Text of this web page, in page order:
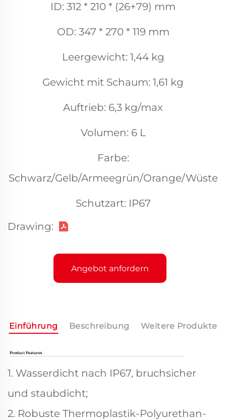
ID: 312 * 210 * (26+79) mm
OD: 347 * 270 * 119 mm
Leergewicht: 1,44 kg
Gewicht mit Schaum: 1,61 kg
Auftrieb: 6,3 kg/max
Volumen: 6 L
Farbe:
Schwarz/Gelb/Armeegrün/Orange/Wüste
Schutzart: IP67
Drawing:
Angebot anfordern
Einführung Beschreibung Weitere Produkte
1. Wasserdicht nach IP67, bruchsicher
und staubdicht;
2. Robuste Thermoplastik-Polyurethan-